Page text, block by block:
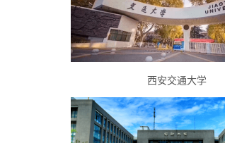
西安交通大学